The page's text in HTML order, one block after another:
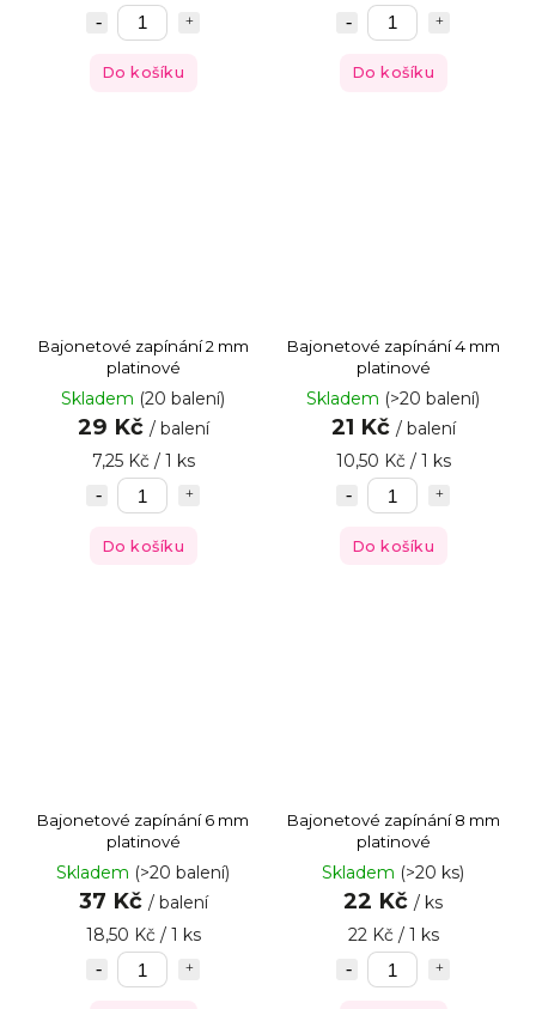
Do košíku Do košíku
Bajonetové zapínání 2 mm
platinové
Skladem (20 balení)
29 Kč / balení
7,25 Kč / 1 ks
Do košíku
Bajonetové zapínání 4 mm
platinové
Skladem (>20 balení)
21 Kč / balení
10,50 Kč / 1 ks
Do košíku
Bajonetové zapínání 6 mm
platinové
Skladem (>20 balení)
37 Kč / balení
18,50 Kč / 1 ks
Bajonetové zapínání 8 mm
platinové
Skladem (>20 ks)
22 Kč / ks
22 Kč / 1 ks